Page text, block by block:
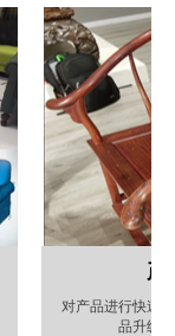
产
对产品进行快速
品升级